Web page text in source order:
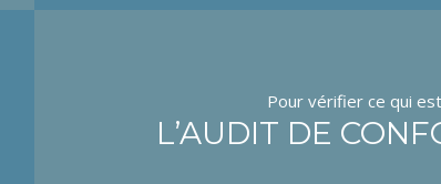
Pour vérifier ce qui
L’AUDIT DE